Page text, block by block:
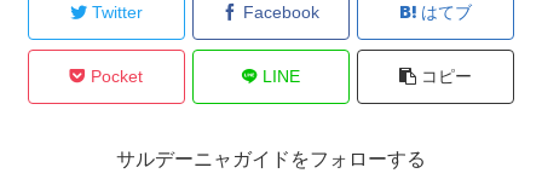
Twitter Facebook はてブ
Pocket LINE コピー
サルデーニャガイドをフォローする